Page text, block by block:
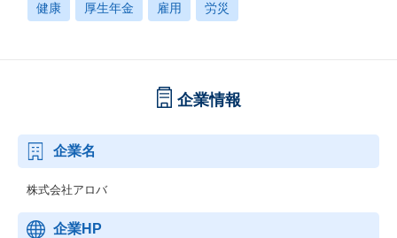
健康 厚生年金 雇用 労災
企業情報
企業名
株式会社アロバ
企業HP